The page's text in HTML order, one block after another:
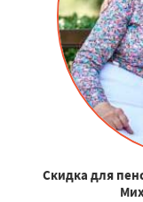
Скидка для